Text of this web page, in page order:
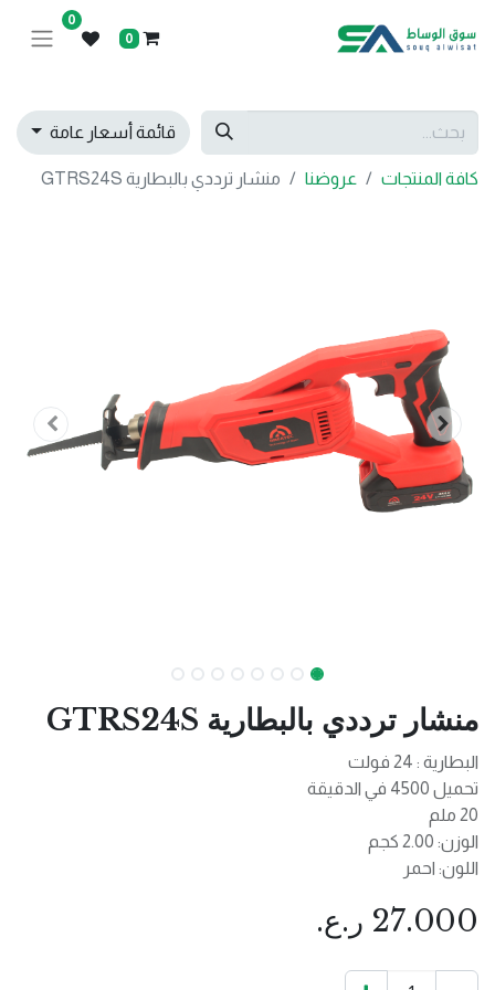
0
0
قائمة أسعار عامة
كافة المنتجات عروضنا منشار ترددي بالبطارية GTRS24S
منشار ترددي بالبطارية GTRS24S
البطارية : 24 فولت
تحميل 4500 في الدقيقة
20 ملم
الوزن: 2.00 كجم
اللون: احمر
27.000 ر.ع.